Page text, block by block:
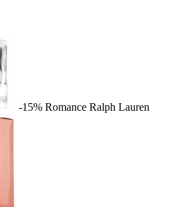
-15% Romance Ralph Lauren